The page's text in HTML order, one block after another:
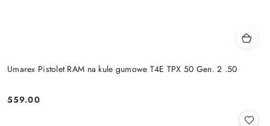
Umarex Pistolet RAM na kule gumowe T4E TPX 50 Gen. 2 .50
Cena:
559.00